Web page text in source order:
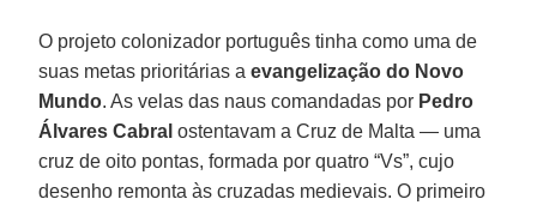
O projeto colonizador português tinha como uma de
suas metas prioritárias aevangelização do Novo
Mundo. As velas das naus comandadas por Pedro
Álvares Cabral ostentavam a Cruz de Malta — uma
cruz de oito pontas, formada por quatro “Vs”, cujo
desenho remonta às cruzadas medievais. O primeiro